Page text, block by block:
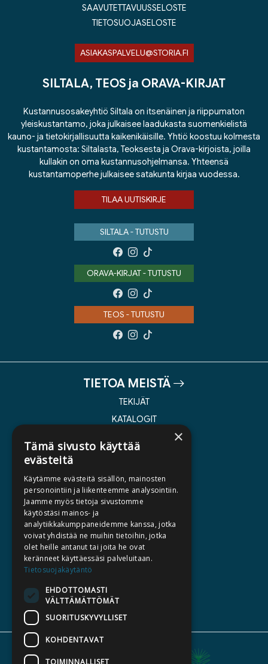
SAAVUTETTAVUUSSELOSTE
TIETOSUOJASELOSTE
ASIAKASPALVELU@STORIA.FI
SILTALA, TEOS ja ORAVA-KIRJAT
Kustannusosakeyhtiö Siltala on itsenäinen ja riippumaton
yleiskustantamo, joka julkaisee laadukasta suomenkielistä
kauno- ja tietokirjallisuutta kaikenikäisille. Yhtiö koostuu kolmesta
kustantamosta: Siltalasta, Teoksesta ja Orava-kirjoista, joilla
kullakin on oma kustannusohjelmansa. Yhteensä
kustantamoperhe julkaisee satakunta kirjaa vuodessa.
TILAA UUTISKIRJE
SILTALA - TUTUSTU
ORAVA-KIRJAT - TUTUSTU
TEOS - TUTUSTU
TIETOA MEISTÄ
TEKIJÄT
KATALOGIT
KIRJA TILAUSTYÖNÄ
MEDIALLE
LASKUTUSOSOITTEET
SILTALA.FI
ENNAKKOTILATTAVAT
LAHJAKORTTI
×
Tämä sivusto käyttää
evästeitä
Käytämme evästeitä sisällön, mainosten
personointiin ja liikenteemme analysointiin.
Jaamme myös tietoja sivustomme
käytöstäsi mainos- ja
analytiikkakumppaneidemme kanssa, jotka
voivat yhdistää ne muihin tietoihin, jotka
olet heille antanut tai joita he ovat
keränneet käyttäessäsi palveluitaan.
Tietosuojakäytäntö
EHDOTTOMASTI
VÄLTTÄMÄTTÖMÄT
SUORITUSKYVYLLISET
KOHDENTAVAT
TOIMINNALLISET